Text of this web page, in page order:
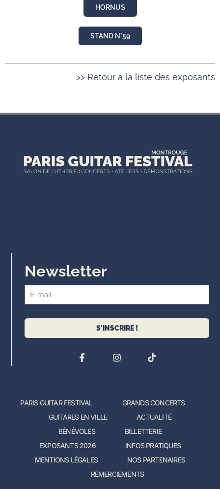
HORNUS
STAND N°59
>> Retour à la liste des exposants
Newsletter
S'INSCRIRE !
PARIS GUITAR FESTIVAL
GRANDS CONCERTS
GUITARES EN VILLE
ACTUALITÉ
BÉNÉVOLES
BILLETTERIE
EXPOSANTS 2026
INFOS PRATIQUES
MENTIONS LÉGALES
NOS PARTENAIRES
REMERCIEMENTS